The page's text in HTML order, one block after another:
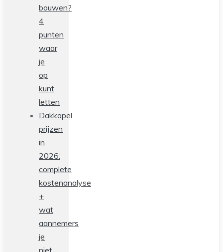
bouwen?
4
punten
waar
je
op
kunt
letten
Dakkapel
prijzen
in
2026:
complete
kostenanalyse
+
wat
aannemers
je